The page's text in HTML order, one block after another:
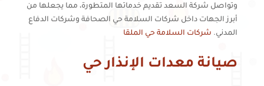
وتواصل شركة السعد تقديم خدماتها المتطورة، مما يجعلها من
أبرز الجهات داخل شركات السلامة حي الصحافة وشركات الدفاع
المدني. شركات السلامة حي الملقا
صيانة معدات الإنذار حي